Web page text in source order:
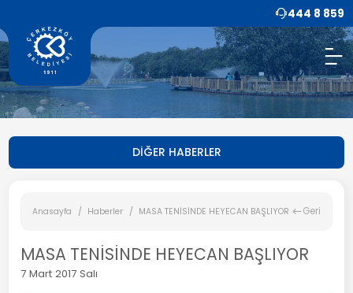
444 8 859
DİĞER HABERLER
Anasayfa Haberler MASA TENİSİNDE HEYECAN BAŞLIYOR Geri
MASA TENİSİNDE HEYECAN BAŞLIYOR
7 Mart 2017 Salı